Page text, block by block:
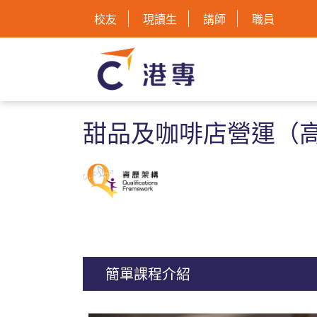
校友 現讀生 講師 職員
甜品及咖啡店營運（
簡單課程介紹